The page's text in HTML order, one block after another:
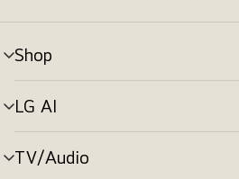
Shop
tombol
menu
LG AI
tombol
menu
TV/Audio
tombol